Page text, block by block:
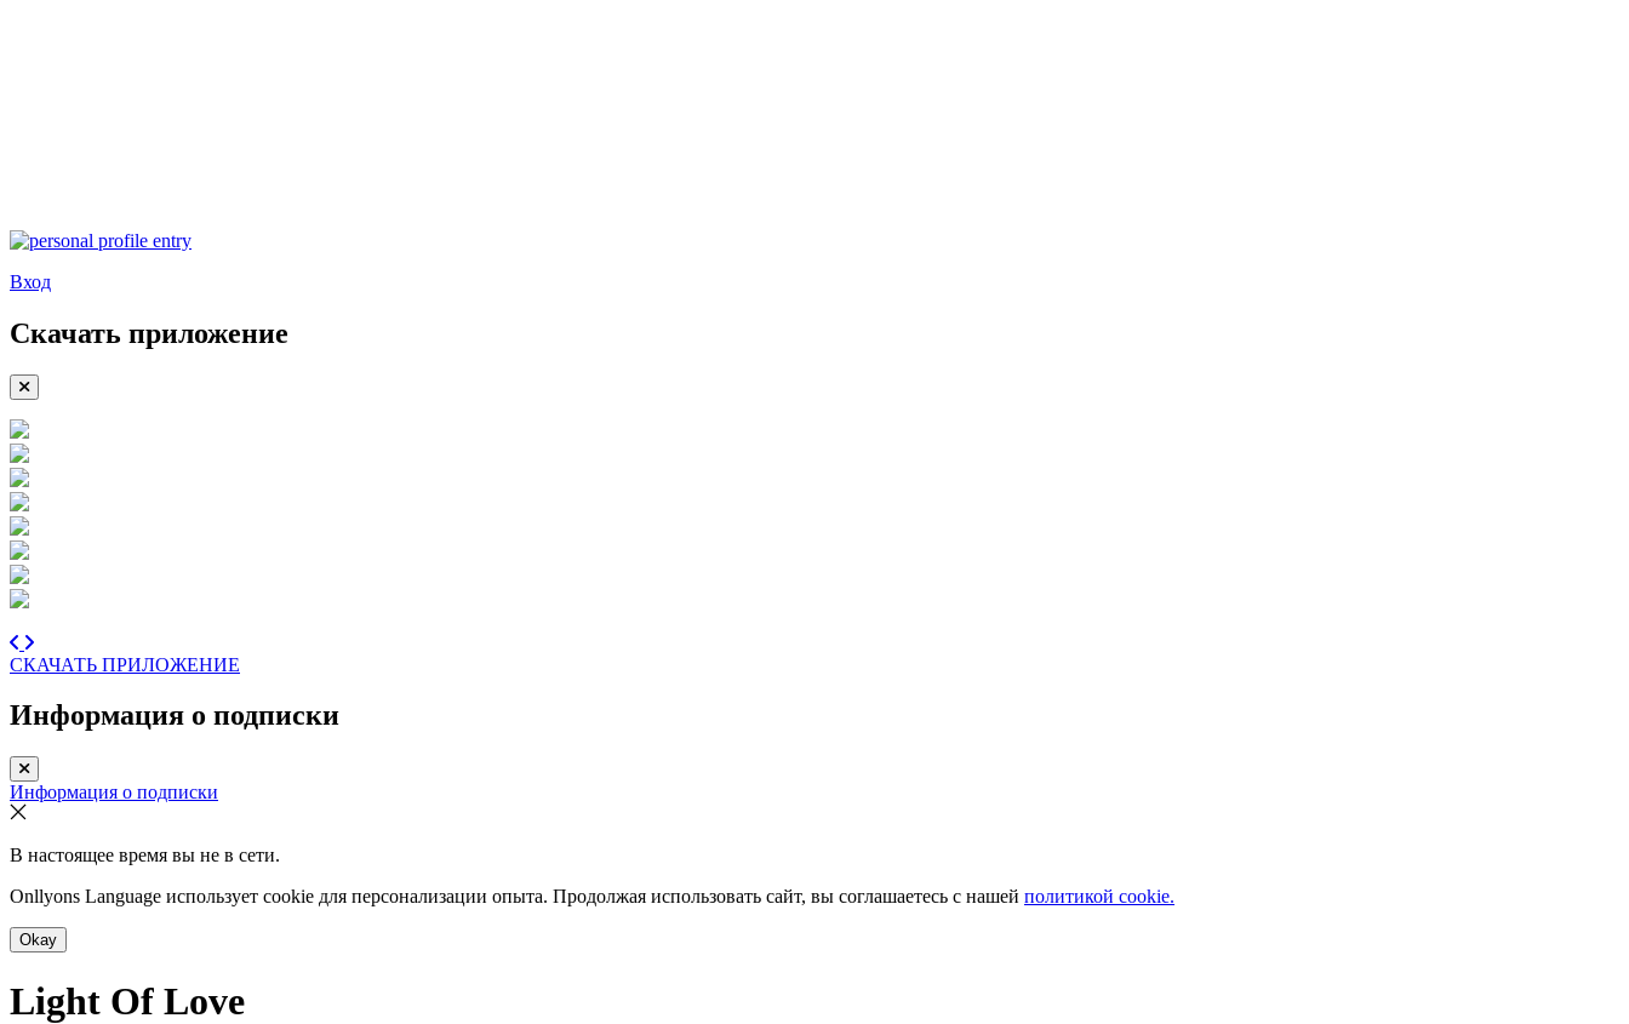
Вход
Скачать приложение
СКАЧАТЬ ПРИЛОЖЕНИЕ
Информация о подписки
Информация о подписки
В настоящее время вы не в сети.
Onllyons Language использует cookie для персонализации опыта. Продолжая использовать сайт, вы соглашаетесь с нашей политикой cookie.
Okay
Light Of Love